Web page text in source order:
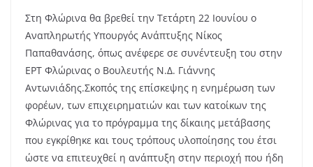
Στη Φλώρινα θα βρεθεί την Τετάρτη 22 Ιουνίου ο
Αναπληρωτής Υπουργός Ανάπτυξης Νίκος
Παπαθανάσης, όπως ανέφερε σε συνέντευξη του στην
ΕΡΤ Φλώρινας ο Βουλευτής Ν.Δ. Γιάννης
Αντωνιάδης.Σκοπός της επίσκεψης η ενημέρωση των
φορέων, των επιχειρηματιών και των κατοίκων της
Φλώρινας για το πρόγραμμα της δίκαιης μετάβασης
που εγκρίθηκε και τους τρόπους υλοποίησης του έτσι
ώστε να επιτευχθεί η ανάπτυξη στην περιοχή που ήδη